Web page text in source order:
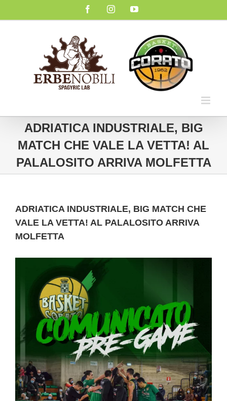
FacebookInstagramYouTube
ADRIATICA INDUSTRIALE, BIG
MATCH CHE VALE LA VETTA! AL
PALALOSITO ARRIVA MOLFETTA
ADRIATICA INDUSTRIALE, BIG MATCH CHE
VALE LA VETTA! AL PALALOSITO ARRIVA
MOLFETTA